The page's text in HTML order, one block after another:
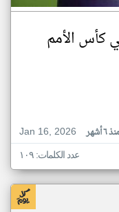
في كأس الأمم
Jan 16, 2026
٦ أشهر
عدد الكلمات: ١٠٩